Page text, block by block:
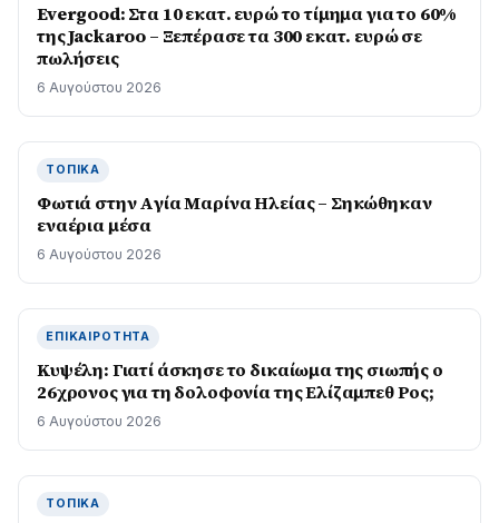
Evergood: Στα 10 εκατ. ευρώ το τίμημα για το 60%
της Jackaroo – Ξεπέρασε τα 300 εκατ. ευρώ σε
πωλήσεις
6 Αυγούστου 2026
ΤΟΠΙΚΆ
Φωτιά στην Aγία Μαρίνα Ηλείας – Σηκώθηκαν
εναέρια μέσα
6 Αυγούστου 2026
ΕΠΙΚΑΙΡΌΤΗΤΑ
Κυψέλη: Γιατί άσκησε το δικαίωμα της σιωπής ο
26χρονος για τη δολοφονία της Ελίζαμπεθ Ρος;
6 Αυγούστου 2026
ΤΟΠΙΚΆ